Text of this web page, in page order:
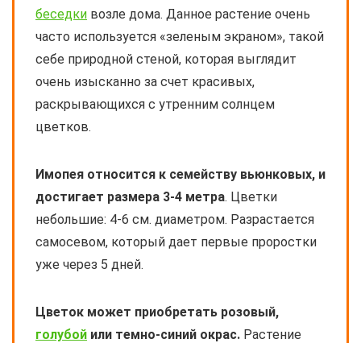
беседки возле дома. Данное растение очень
часто используется «зеленым экраном», такой
себе природной стеной, которая выглядит
очень изысканно за счет красивых,
раскрывающихся с утренним солнцем
цветков.
Имопея относится к семейству вьюнковых, и
достигает размера 3-4 метра. Цветки
небольшие: 4-6 см. диаметром. Разрастается
самосевом, который дает первые проростки
уже через 5 дней.
Цветок может приобретать розовый,
голубой или темно-синий окрас. Растение